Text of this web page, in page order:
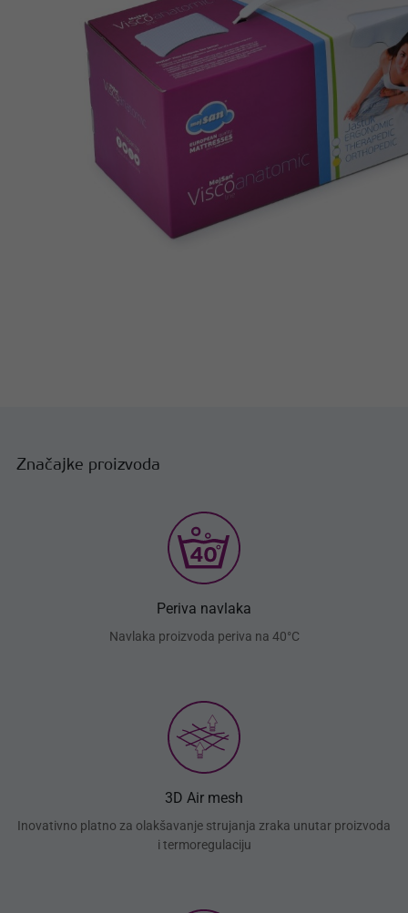
Značajke proizvoda
Periva navlaka
Navlaka proizvoda periva na 40°C
3D Air mesh
Inovativno platno za olakšavanje strujanja zraka unutar proizvoda
i termoregulaciju